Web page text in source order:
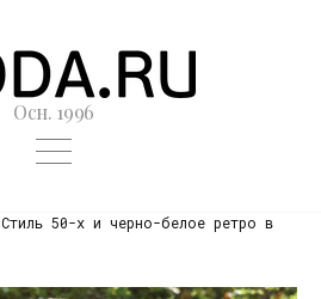
Осн. 1996
Стиль 50-х и черно-белое ретро в